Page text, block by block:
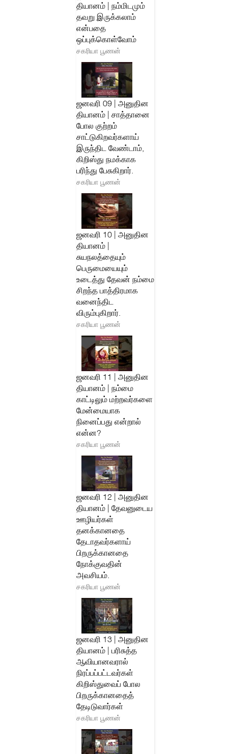
தியானம் | நம்மிடமும்
தவறு இருக்கலாம்
என்பதை
ஒப்புக்கொள்வோம்
சகரியா பூணன்
ஜனவரி 09 | அனுதின
தியானம் | சாத்தானை
போல குற்றம்
சாட்டுகிறவர்களாய்
இருந்திட வேண்டாம்,
கிறிஸ்து நமக்காக
பரிந்து பேசுகிறார்.
சகரியா பூணன்
ஜனவரி 10 | அனுதின
தியானம் |
சுயநலத்தையும்
பெருமையையும்
உடைத்து தேவன் நம்மை
சிறந்த பாத்திரமாக
வனைந்திட
விரும்புகிறார்.
சகரியா பூணன்
ஜனவரி 11 | அனுதின
தியானம் | நம்மை
காட்டிலும் மற்றவர்களை
மேன்மையாக
நினைப்பது என்றால்
என்ன?
சகரியா பூணன்
ஜனவரி 12 | அனுதின
தியானம் | தேவனுடைய
ஊழியர்கள்
தனக்கானதை
தேடாதவர்களாய்
பிறருக்கானதை
நோக்குவதின்
அவசியம்.
சகரியா பூணன்
ஜனவரி 13 | அனுதின
தியானம் | பரிசுத்த
ஆவியானவரால்
நிரப்பப்பட்டவர்கள்
கிறிஸ்துவைப் போல
பிறருக்கானதைத்
தேடிடுவார்கள்
சகரியா பூணன்